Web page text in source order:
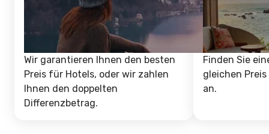
Wir garantieren Ihnen den besten
Preis für Hotels, oder wir zahlen
Ihnen den doppelten
Differenzbetrag.
Finden Sie
gleichen
an.